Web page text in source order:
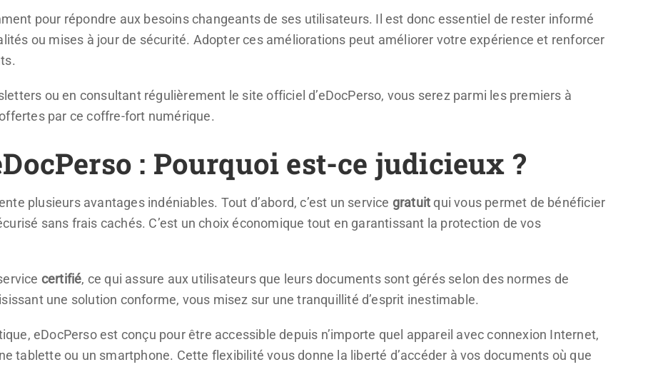
pour répondre aux besoins changeants de ses utilisateurs. Il est donc essentiel de rester informé
ou mises à jour de sécurité. Adopter ces améliorations peut améliorer votre expérience et renforcer
ou en consultant régulièrement le site officiel d’eDocPerso, vous serez parmi les premiers à
par ce coffre-fort numérique.
: Pourquoi est-ce judicieux ?
plusieurs avantages indéniables. Tout d’abord, c’est un service gratuit qui vous permet de bénéficier
sans frais cachés. C’est un choix économique tout en garantissant la protection de vos
certifié, ce qui assure aux utilisateurs que leurs documents sont gérés selon des normes de
une solution conforme, vous misez sur une tranquillité d’esprit inestimable.
eDocPerso est conçu pour être accessible depuis n’importe quel appareil avec connexion Internet,
tablette ou un smartphone. Cette flexibilité vous donne la liberté d’accéder à vos documents où que